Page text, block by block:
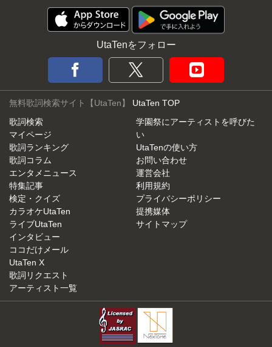
UtaTenをフォロー
無料歌詞検索サイト【UtaTen】 UtaTen TOP
歌詞検索
マイページ
歌詞ランキング
歌詞コラム
エンタメニュース
特集記事
検定・クイズ
カラオケUtaTen
ライブUtaTen
インタビュー
ココだけメール
UtaTen X
歌詞リクエスト
アーティスト一覧
学園祭にアーティストを呼びた
い
UtaTenの使い方
お問い合わせ
運営会社
利用規約
プライバシーポリシー
提携媒体
サイトマップ